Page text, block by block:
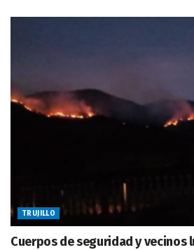
TRUJILLO
Cuerpos de seguridad y vecinos